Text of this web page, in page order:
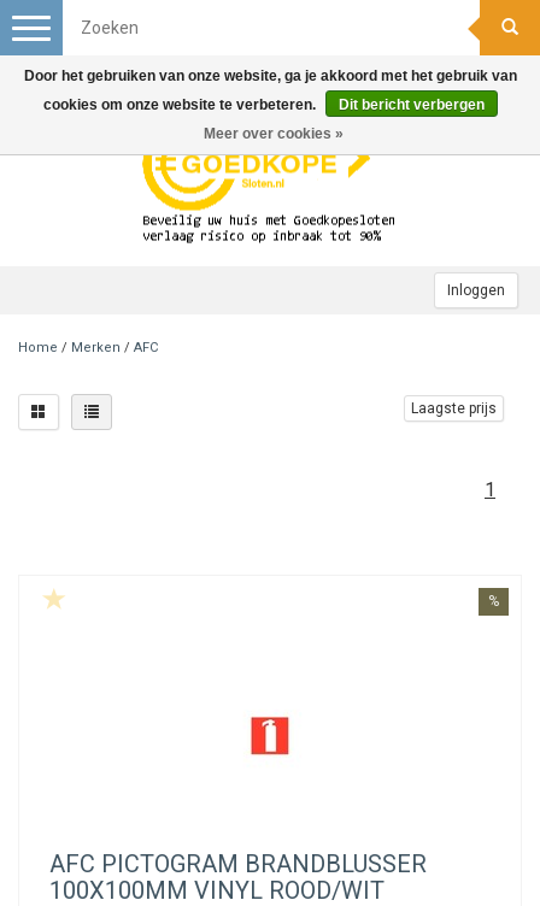
Inloggen
Toggle
navigation
Home / Merken / AFC
Laagste prijs
1
%
AFC PICTOGRAM BRANDBLUSSER
100X100MM VINYL ROOD/WIT
Door het gebruiken van onze website, ga je akkoord met het gebruik van
cookies om onze website te verbeteren.
Dit bericht verbergen
Meer over cookies »